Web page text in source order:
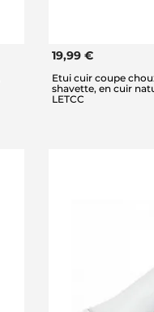
19,99 €
Etui cuir coupe
shavette, en cuir
LETCC